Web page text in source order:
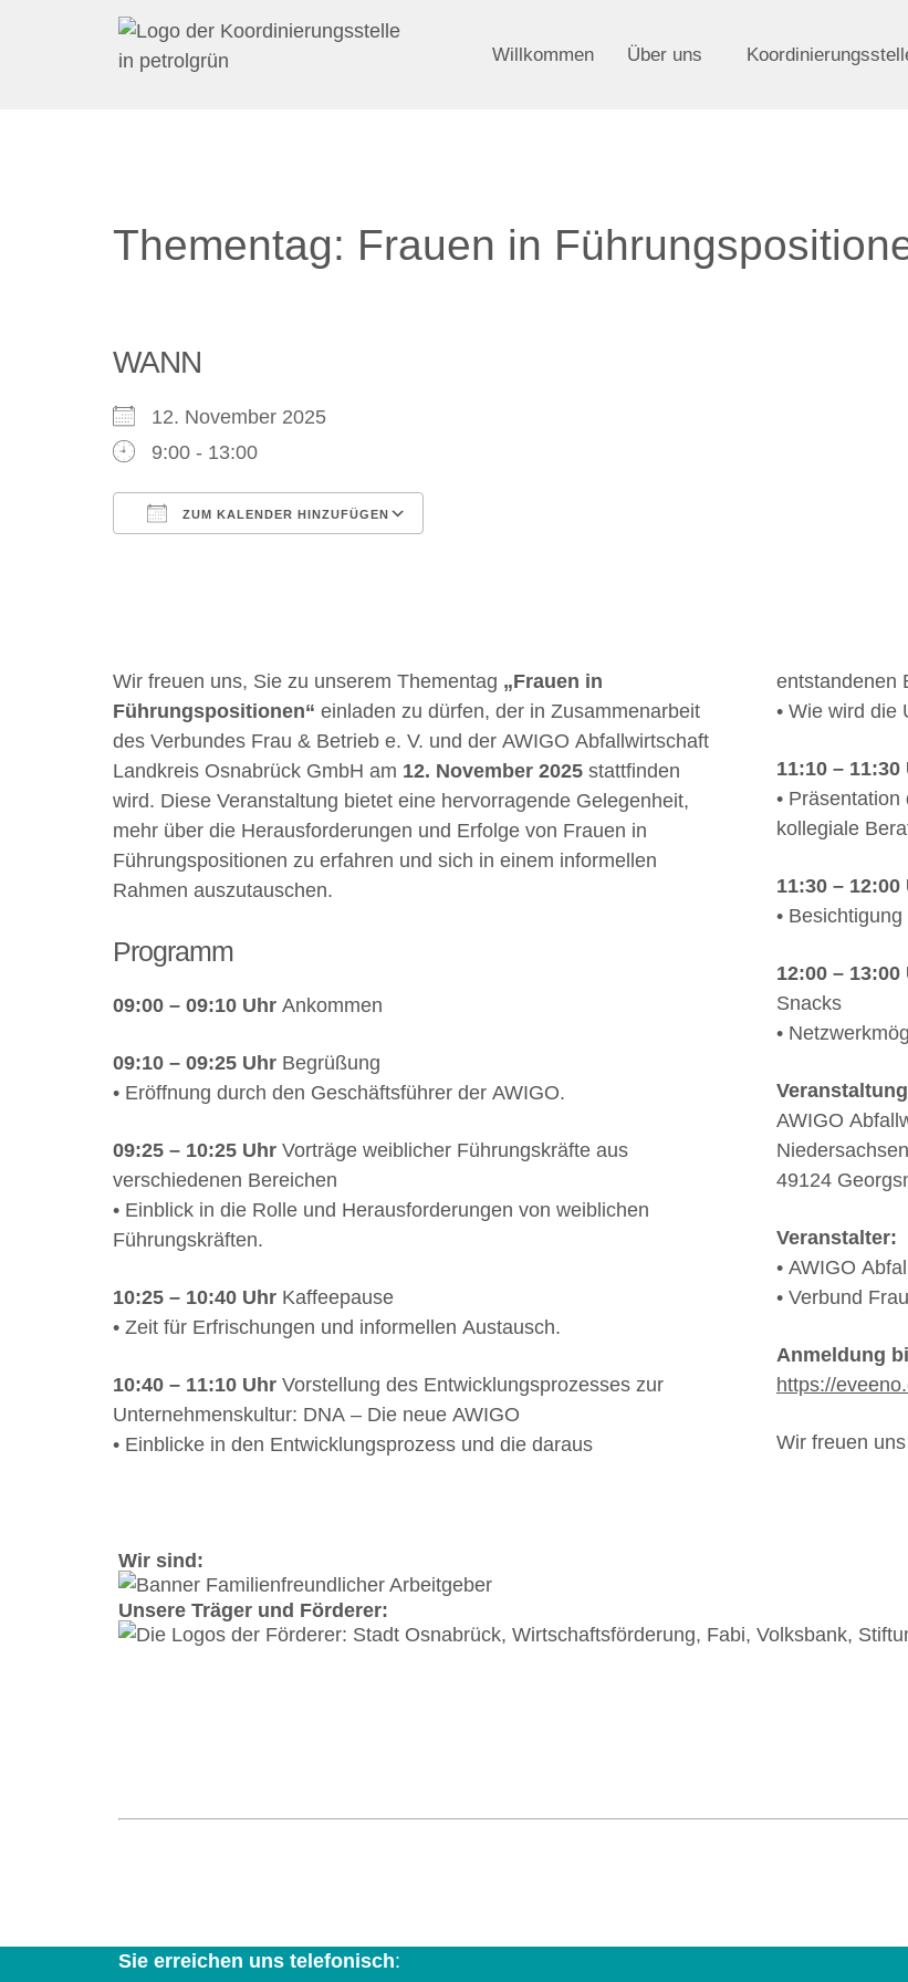
Willkommen Über uns
Thementag: Frauen in
WANN
12. November 2025
9:00 - 13:00
ZUM KALENDER HINZUFÜGEN
Wir freuen uns, Sie zu unserem Thementag „Frauen in
Führungspositionen“ einladen zu dürfen, der in Zusammenarbeit
des Verbundes Frau & Betrieb e. V. und der AWIGO Abfallwirtschaft
Landkreis Osnabrück GmbH am 12. November 2025 stattfinden
wird. Diese Veranstaltung bietet eine hervorragende Gelegenheit,
mehr über die Herausforderungen und Erfolge von Frauen in
Führungspositionen zu erfahren und sich in einem informellen
Rahmen auszutauschen.
Programm
09:00 – 09:10 Uhr Ankommen
09:10 – 09:25 Uhr Begrüßung
• Eröffnung durch den Geschäftsführer der AWIGO.
09:25 – 10:25 Uhr Vorträge weiblicher Führungskräfte aus
verschiedenen Bereichen
• Einblick in die Rolle und Herausforderungen von weiblichen
Führungskräften.
10:25 – 10:40 Uhr Kaffeepause
• Zeit für Erfrischungen und informellen Austausch.
10:40 – 11:10 Uhr Vorstellung des Entwicklungsprozesses zur
Unternehmenskultur: DNA – Die neue AWIGO
• Einblicke in den Entwicklungsprozess und die daraus
entstandenen
• Wie wird die
11:10 – 11:30
•
kollegiale
11:30 – 12:00
•
12:00 – 13:00
Snacks
•
AWIGO
49124
Veranstalter:
• AWIGO
• Verbund
Anmeldung
https://
Wir freuen
Wir sind:
Unsere Träger und Förderer:
Sie erreichen uns telefonisch: